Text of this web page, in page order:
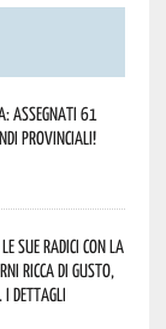
assegnati 61
provinciali!
sue radici con la
ricca di gusto,
I dettagli